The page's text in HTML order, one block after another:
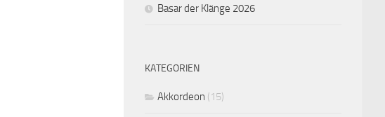
Basar der Klänge 2026
KATEGORIEN
Akkordeon (15)